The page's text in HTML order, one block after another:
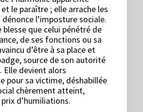
le paraître ; elle arrache les
l’imposture sociale.
blesse que celui pénétré de
de ses fonctions ou sa
d’être à sa place et
source de son autorité
Elle devient alors
pour sa victime, déshabillée
chèrement atteint,
d’humiliations.